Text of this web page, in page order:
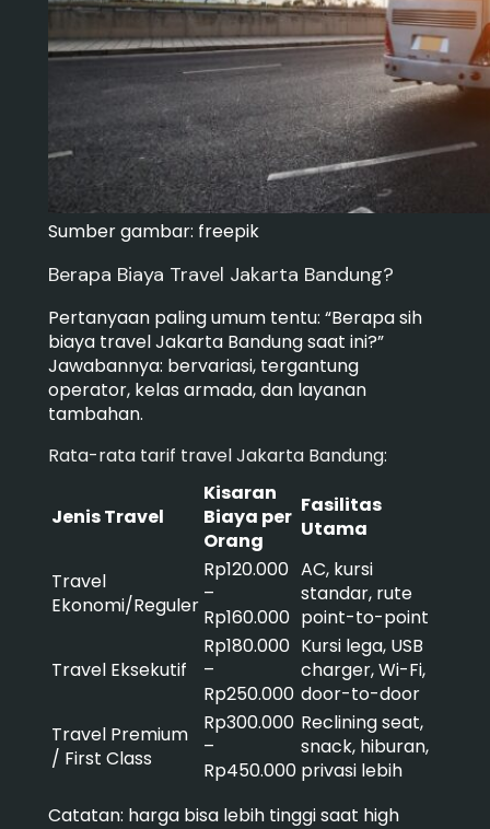
Sumber gambar: freepik
Berapa Biaya Travel Jakarta Bandung?
Pertanyaan paling umum tentu: “Berapa sih
biaya travel Jakarta Bandung saat ini?”
Jawabannya: bervariasi, tergantung
operator, kelas armada, dan layanan
tambahan.
Rata-rata tarif travel Jakarta Bandung:
Jenis Travel
Kisaran
Biaya per
Orang
Fasilitas
Utama
Travel
Ekonomi/Reguler
Rp120.000
–
Rp160.000
AC, kursi
standar, rute
point-to-point
Travel Eksekutif
Rp180.000
–
Rp250.000
Kursi lega, USB
charger, Wi-Fi,
door-to-door
Travel Premium
/ First Class
Rp300.000
–
Rp450.000
Reclining seat,
snack, hiburan,
privasi lebih
Catatan: harga bisa lebih tinggi saat high